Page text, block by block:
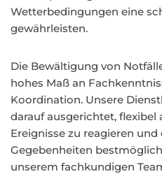
Wetterbedingungen eine
gewährleisten.
Die Bewältigung von
hohes Maß an
Koordination. Unsere
darauf ausgerichtet, flexibel
Ereignisse zu reagieren
Gegebenheiten
unserem fachkundigen